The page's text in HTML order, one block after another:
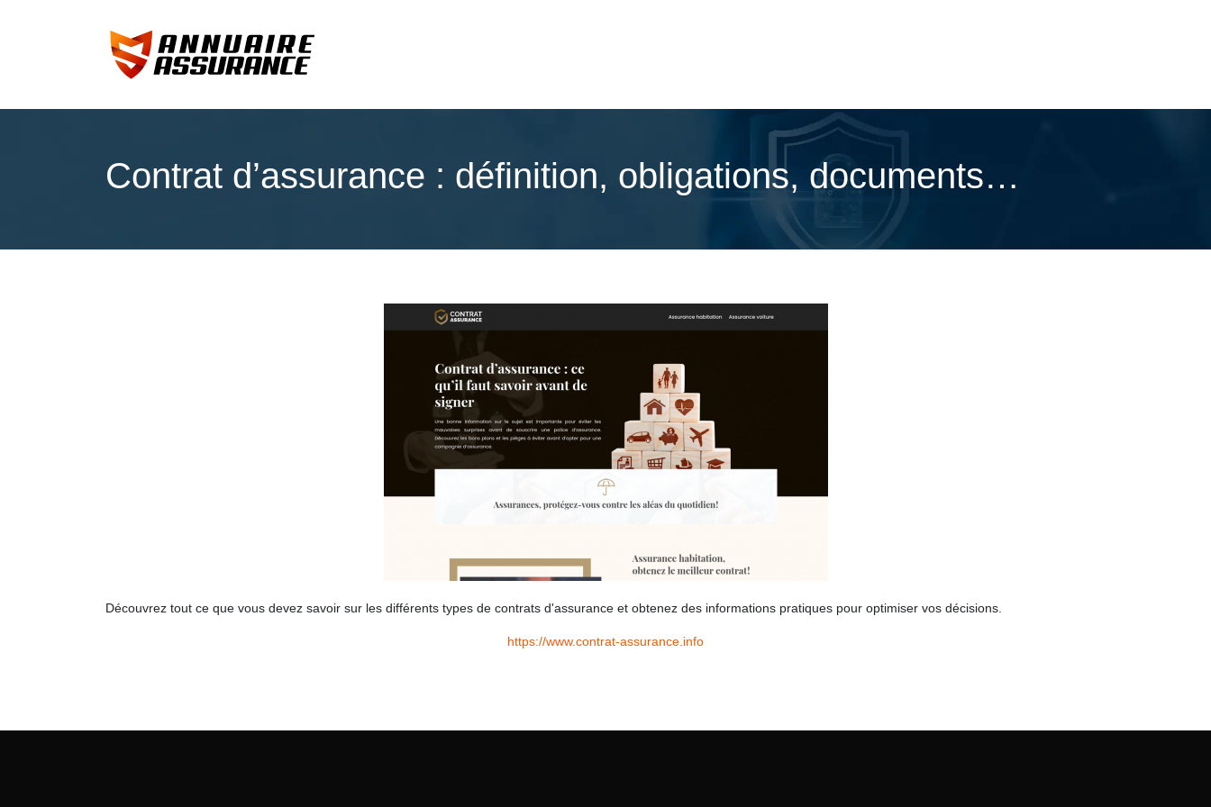
Contrat d’assurance : définition, obligations, documents…
Découvrez tout ce que vous devez savoir sur les différents types de contrats d'assurance et obtenez des informations pratiques pour optimiser vos décisions.
https://www.contrat-assurance.info